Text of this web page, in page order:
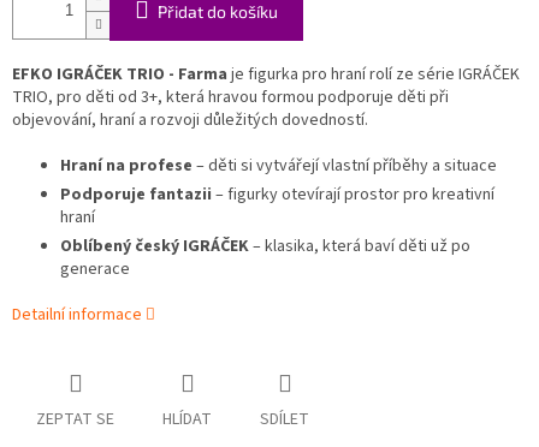
Přidat do košíku
EFKO IGRÁČEK TRIO - Farma je figurka pro hraní rolí ze série IGRÁČEK
TRIO, pro děti od 3+, která hravou formou podporuje děti při
objevování, hraní a rozvoji důležitých dovedností.
Hraní na profese – děti si vytvářejí vlastní příběhy a situace
Podporuje fantazii – figurky otevírají prostor pro kreativní
hraní
Oblíbený český IGRÁČEK– klasika, která baví děti už po
generace
Detailní informace
ZEPTAT SE HLÍDAT SDÍLET